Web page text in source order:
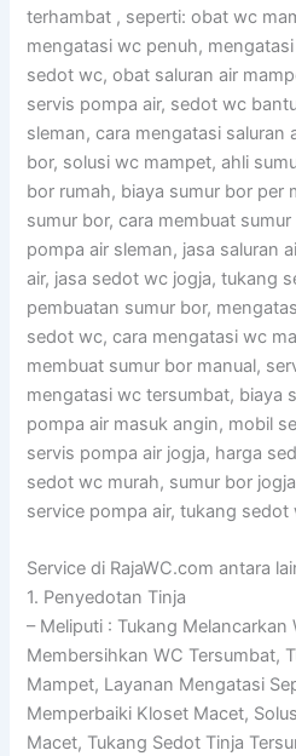
terhambat , seperti: obat wc
mengatasi wc penuh,
sedot wc, obat saluran air
servis pompa air, sedot wc
sleman, cara mengatasi saluran
bor, solusi wc mampet, ahli
bor rumah, biaya sumur bor per
sumur bor, cara membuat
pompa air sleman, jasa saluran
air, jasa sedot wc jogja, tukang
pembuatan sumur bor,
sedot wc, cara mengatasi wc
membuat sumur bor manual,
mengatasi wc tersumbat, biaya
pompa air masuk angin, mobil
servis pompa air jogja, harga
sedot wc murah, sumur bor
service pompa air, tukang
Service di RajaWC.com antara
1. Penyedotan Tinja
– Meliputi : Tukang Melancarkan
Membersihkan WC Tersumbat,
Mampet, Layanan Mengatasi
Memperbaiki Kloset Macet,
Macet, Tukang Sedot Tinja